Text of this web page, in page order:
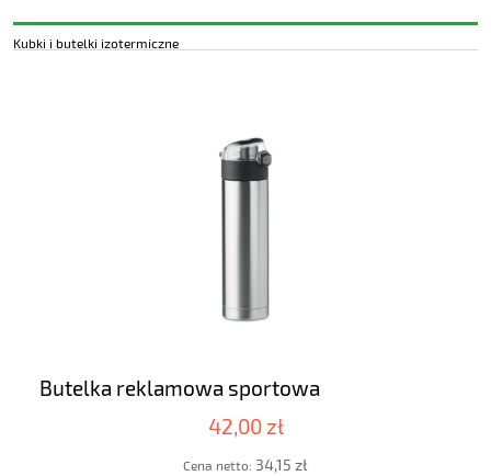
Kubki i butelki izotermiczne
Butelka reklamowa sportowa
42,00 zł
Cena netto: 34,15 zł